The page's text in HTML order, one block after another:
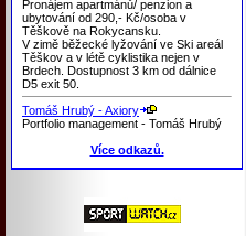
Pronájem apartmánů/ penzion a
ubytování od 290,- Kč/osoba v
Těškově na Rokycansku.
V zimě běžecké lyžování ve Ski areál
Těškov a v létě cyklistika nejen v
Brdech. Dostupnost 3 km od dálnice
D5 exit 50.
Tomáš Hrubý - Axiory
Portfolio management - Tomáš Hrubý
Více odkazů.